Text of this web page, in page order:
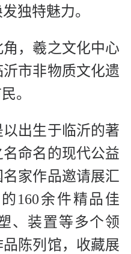
独特魅力。
，羲之文化中心
市非物质文化遗
。
出生于临沂的著
命名的现代公益
家作品邀请展汇
160余件精品佳
、装置等多个领
陈列馆，收藏展